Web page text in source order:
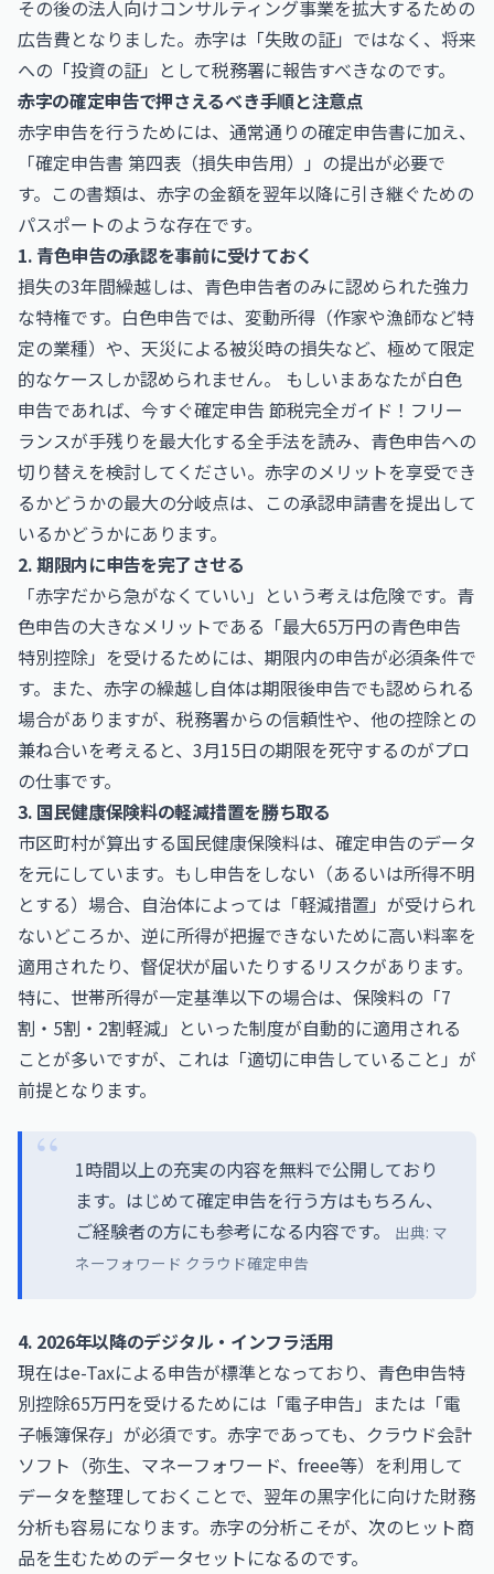
その後の法人向けコンサルティング事業を拡大するための
広告費となりました。赤字は「失敗の証」ではなく、将来
への「投資の証」として税務署に報告すべきなのです。
赤字の確定申告で押さえるべき手順と注意点
赤字申告を行うためには、通常通りの確定申告書に加え、
「確定申告書 第四表（損失申告用）」の提出が必要で
す。この書類は、赤字の金額を翌年以降に引き継ぐための
パスポートのような存在です。
1. 青色申告の承認を事前に受けておく
損失の3年間繰越しは、青色申告者のみに認められた強力
な特権です。白色申告では、変動所得（作家や漁師など特
定の業種）や、天災による被災時の損失など、極めて限定
的なケースしか認められません。 もしいまあなたが白色
申告であれば、今すぐ確定申告 節税完全ガイド！フリー
ランスが手残りを最大化する全手法を読み、青色申告への
切り替えを検討してください。赤字のメリットを享受でき
るかどうかの最大の分岐点は、この承認申請書を提出して
いるかどうかにあります。
2. 期限内に申告を完了させる
「赤字だから急がなくていい」という考えは危険です。青
色申告の大きなメリットである「最大65万円の青色申告
特別控除」を受けるためには、期限内の申告が必須条件で
す。また、赤字の繰越し自体は期限後申告でも認められる
場合がありますが、税務署からの信頼性や、他の控除との
兼ね合いを考えると、3月15日の期限を死守するのがプロ
の仕事です。
3. 国民健康保険料の軽減措置を勝ち取る
市区町村が算出する国民健康保険料は、確定申告のデータ
を元にしています。もし申告をしない（あるいは所得不明
とする）場合、自治体によっては「軽減措置」が受けられ
ないどころか、逆に所得が把握できないために高い料率を
適用されたり、督促状が届いたりするリスクがあります。
特に、世帯所得が一定基準以下の場合は、保険料の「7
割・5割・2割軽減」といった制度が自動的に適用される
ことが多いですが、これは「適切に申告していること」が
前提となります。
1時間以上の充実の内容を無料で公開しており
ます。はじめて確定申告を行う方はもちろん、
ご経験者の方にも参考になる内容です。
出典: マ
ネーフォワード クラウド確定申告
4. 2026年以降のデジタル・インフラ活用
現在はe-Taxによる申告が標準となっており、青色申告特
別控除65万円を受けるためには「電子申告」または「電
子帳簿保存」が必須です。赤字であっても、クラウド会計
ソフト（弥生、マネーフォワード、freee等）を利用して
データを整理しておくことで、翌年の黒字化に向けた財務
分析も容易になります。赤字の分析こそが、次のヒット商
品を生むためのデータセットになるのです。